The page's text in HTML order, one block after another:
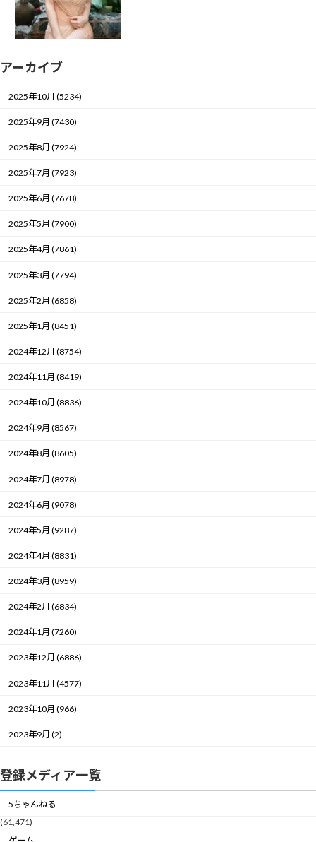
アーカイブ
2025年10月 (5234)
2025年9月 (7430)
2025年8月 (7924)
2025年7月 (7923)
2025年6月 (7678)
2025年5月 (7900)
2025年4月 (7861)
2025年3月 (7794)
2025年2月 (6858)
2025年1月 (8451)
2024年12月 (8754)
2024年11月 (8419)
2024年10月 (8836)
2024年9月 (8567)
2024年8月 (8605)
2024年7月 (8978)
2024年6月 (9078)
2024年5月 (9287)
2024年4月 (8831)
2024年3月 (8959)
2024年2月 (6834)
2024年1月 (7260)
2023年12月 (6886)
2023年11月 (4577)
2023年10月 (966)
2023年9月 (2)
登録メディア一覧
5ちゃんねる
(61,471)